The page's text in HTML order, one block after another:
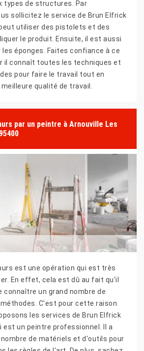
types de structures. Par
sollicitez le service de Brun Elfrick
utiliser des pistolets et des
le produit. Ensuite, il est aussi
éponges. Faites confiance à ce
il connaît toutes les techniques et
pour faire le travail tout en
qualité de travail.
par un peintre à Arnouville Les
est une opération qui est très
En effet, cela est dû au fait qu'il
connaître un grand nombre de
C'est pour cette raison
les services de Brun Elfrick
est un peintre professionnel. Il a
de matériels et d'outils pour